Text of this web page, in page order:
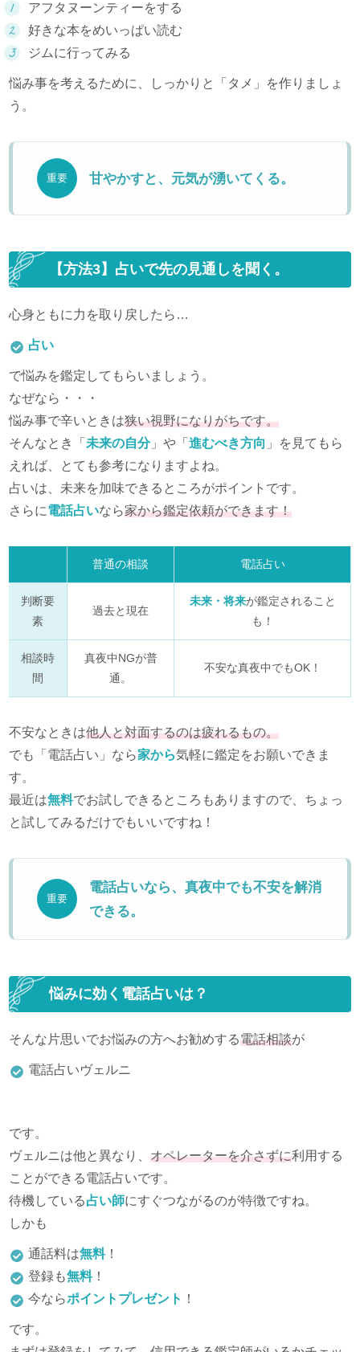
アフタヌーンティーをする
好きな本をめいっぱい読む
ジムに行ってみる
悩み事を考えるために、しっかりと「タメ」を作りましょ
う。
重要 甘やかすと、元気が湧いてくる。
【方法3】占いで先の見通しを聞く。
心身ともに力を取り戻したら…
占い
で悩みを鑑定してもらいましょう。
なぜなら・・・
悩み事で辛いときは狭い視野になりがちです。
そんなとき「 未来の自分」や「 進むべき方向 」を見てもら
えれば、とても参考になりますよね。
占いは、未来を加味できるところがポイントです。
さらに電話占いなら家から鑑定依頼ができます！
普通の相談 電話占い
判断要
素
過去と現在
未来・将来が鑑定されること
も！
相談時
間
真夜中NGが普
通。
不安な真夜中でもOK！
不安なときは他人と対面するのは疲れるもの。
でも「電話占い」なら家から気軽に鑑定をお願いできま
す。
最近は無料でお試しできるところもありますので、ちょっ
と試してみるだけでもいいですね！
重要
電話占いなら、真夜中でも不安を解消
できる。
悩みに効く電話占いは？
そんな片思いでお悩みの方へお勧めする電話相談が
電話占いヴェルニ
です。
ヴェルニは他と異なり、 オペレーターを介さずに利用する
ことができる電話占いです。
待機している占い師にすぐつながるのが特徴ですね。
しかも
通話料は無料！
登録も無料！
今ならポイントプレゼント ！
です。